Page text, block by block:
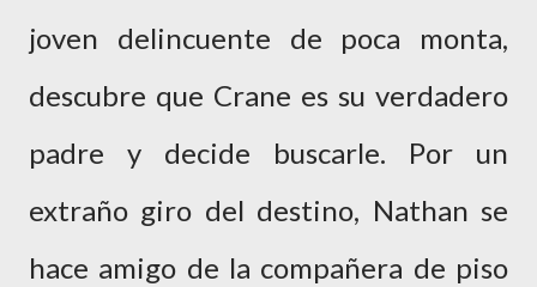
joven delincuente de poca monta,
descubre que Crane es su verdadero
padre y decide buscarle. Por un
extraño giro del destino, Nathan se
hace amigo de la compañera de piso